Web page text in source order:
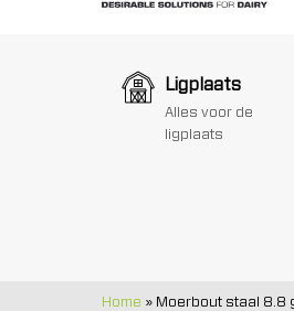
Ligplaats
Alles voor de
ligplaats
Home » Moerbout staal 8.8